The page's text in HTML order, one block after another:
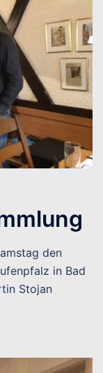
den
in Bad
Stojan